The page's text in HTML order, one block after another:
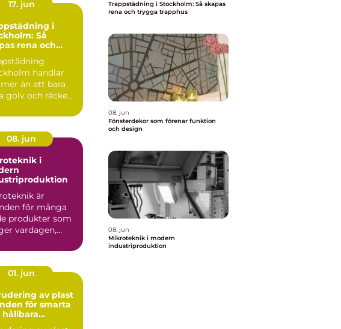
17. jun
i
Så
rena och
handlar
än att bara
golv och räcken
08. jun
i
är
för många
produkter som
vardagen,
01. jun
av plast
för smarta
hållbara
Trappstädning i Stockholm: Så skapas
rena och trygga trapphus
08. jun
Fönsterdekor som förenar funktion
och design
08. jun
Mikroteknik i modern
industriproduktion